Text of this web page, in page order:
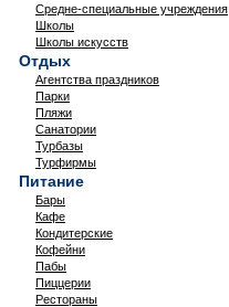
Средне-специальные учреждения
Школы
Школы искусств
Отдых
Агентства праздников
Парки
Пляжи
Санатории
Турбазы
Турфирмы
Питание
Бары
Кафе
Кондитерские
Кофейни
Пабы
Пиццерии
Рестораны